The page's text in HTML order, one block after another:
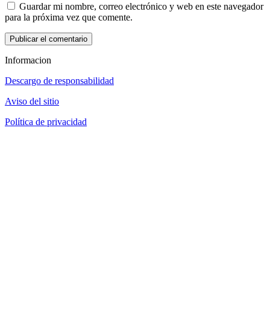
Guardar mi nombre, correo electrónico y web en este navegador
para la próxima vez que comente.
Informacion
Descargo de responsabilidad
Aviso del sitio
Política de privacidad